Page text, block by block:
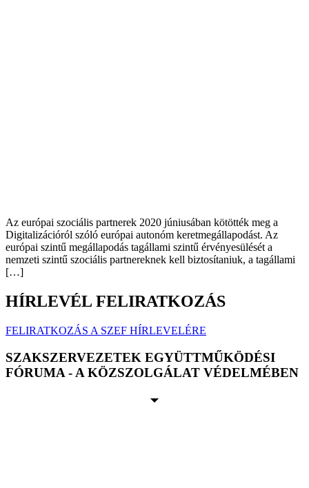
Az európai szociális partnerek 2020 júniusában kötötték meg a
Digitalizációról szóló európai autonóm keretmegállapodást. Az
európai szintű megállapodás tagállami szintű érvényesülését a
nemzeti szintű szociális partnereknek kell biztosítaniuk, a tagállami
[…]
HÍRLEVÉL FELIRATKOZÁS
FELIRATKOZÁS A SZEF HÍRLEVELÉRE
SZAKSZERVEZETEK EGYÜTTMŰKÖDÉSI
FÓRUMA - A KÖZSZOLGÁLAT VÉDELMÉBEN